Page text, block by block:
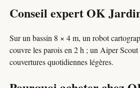
Conseil expert OK
Sur un bassin 8 × 4 m, un robot
couvre les parois en 2 h ; un Aiper
couvertures quotidiennes légères.